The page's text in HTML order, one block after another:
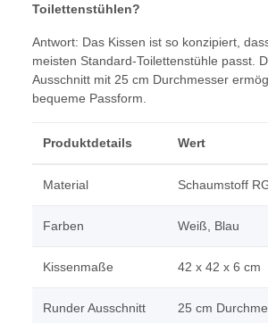
Toilettenstühlen?
Antwort: Das Kissen ist so konzipiert,
meisten Standard-Toilettenstühle passt.
Ausschnitt mit 25 cm Durchmesser
bequeme Passform.
Produktdetails Wert
Material Schaumstoff
Farben Weiß, Blau
Kissenmaße 42 x 42 x 6 cm
Runder Ausschnitt 25 cm